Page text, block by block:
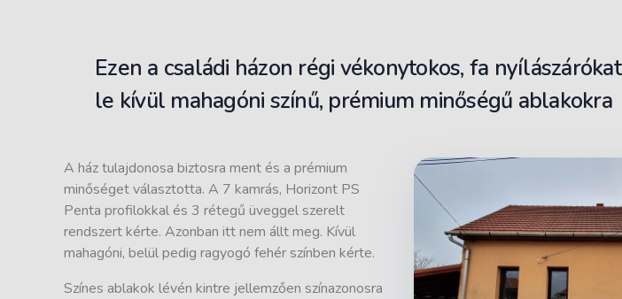
Ezen a családi házon régi vékonytokos, fa
le kívül mahagóni színű, prémium minőségű ablakokra
A ház tulajdonosa biztosra ment és a prémium
minőséget választotta. A 7 kamrás, Horizont PS
Penta profilokkal és 3 rétegű üveggel szerelt
rendszert kérte. Azonban itt nem állt meg. Kívül
mahagóni, belül pedig ragyogó fehér színben kérte.
Színes ablakok lévén kintre jellemzően színazonosra